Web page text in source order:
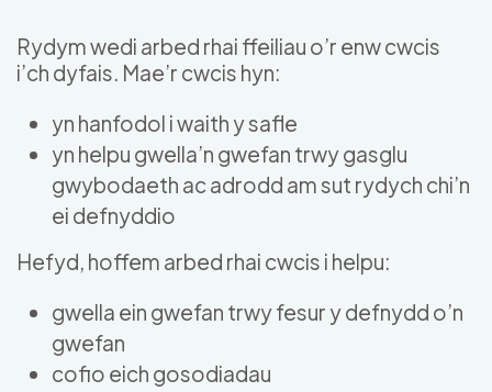
Rydym wedi arbed rhai ffeiliau o’r enw cwcis
i’ch dyfais. Mae’r cwcis hyn:
yn hanfodol i waith y safle
yn helpu gwella’n gwefan trwy gasglu
gwybodaeth ac adrodd am sut rydych chi’n
ei defnyddio
Hefyd, hoffem arbed rhai cwcis i helpu:
gwella ein gwefan trwy fesur y defnydd o’n
gwefan
cofio eich gosodiadau